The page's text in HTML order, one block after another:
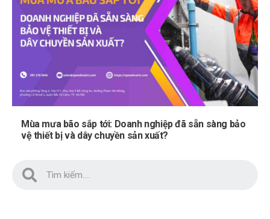
Mùa mưa bão sắp tới: Doanh nghiệp đã sẵn sàng bảo
vệ thiết bị và dây chuyền sản xuất?